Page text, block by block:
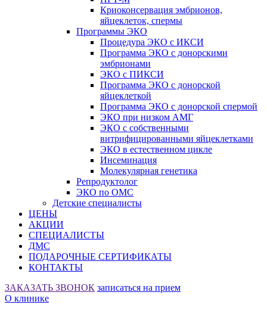
Криоконсервация эмбрионов,
яйцеклеток, спермы
Программы ЭКО
Процедура ЭКО с ИКСИ
Программа ЭКО с донорскими
эмбрионами
ЭКО с ПИКСИ
Программа ЭКО с донорской
яйцеклеткой
Программа ЭКО с донорской спермой
ЭКО при низком АМГ
ЭКО с собственными
витрифицированными яйцеклетками
ЭКО в естественном цикле
Инсеминация
Молекулярная генетика
Репродуктолог
ЭКО по ОМС
Детские специалисты
ЦЕНЫ
АКЦИИ
СПЕЦИАЛИСТЫ
ДМС
ПОДАРОЧНЫЕ СЕРТИФИКАТЫ
КОНТАКТЫ
ЗАКАЗАТЬ ЗВОНОК записаться на прием
О клинике